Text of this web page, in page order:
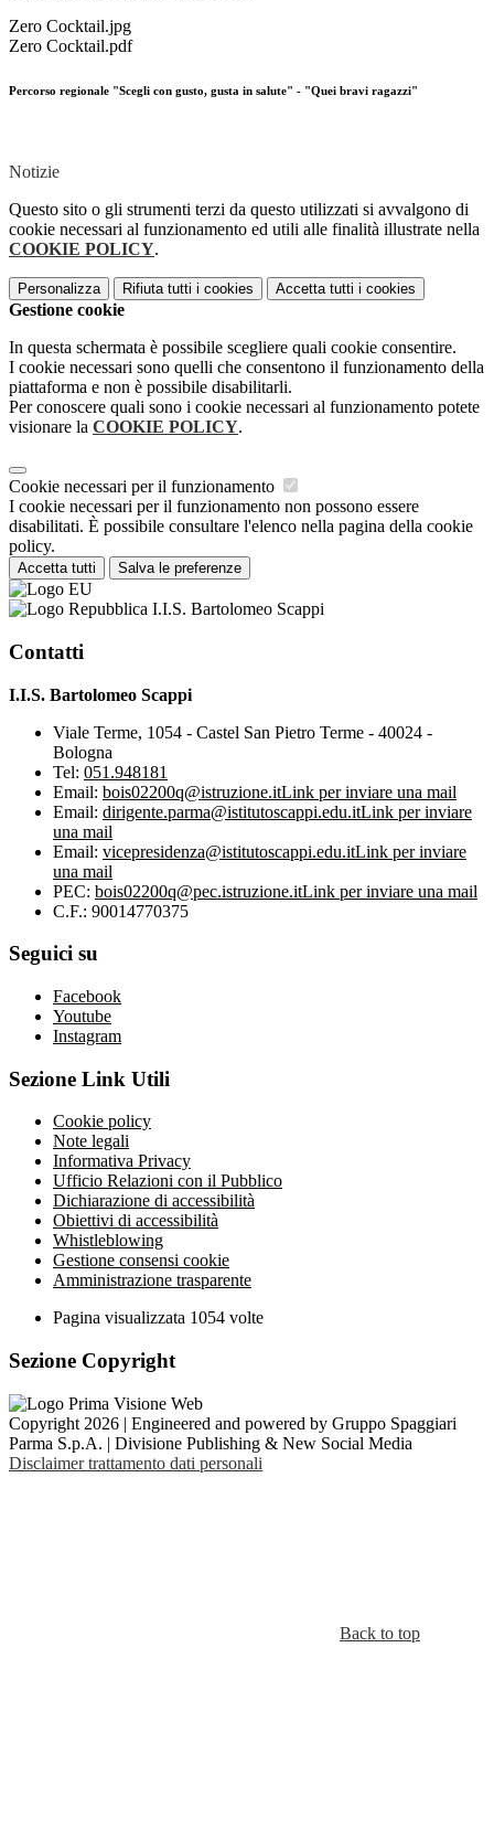
Zero Cocktail.jpg
Zero Cocktail.pdf
Percorso regionale "Scegli con gusto, gusta in salute" - "Quei bravi ragazzi"
Notizie
Questo sito o gli strumenti terzi da questo utilizzati si avvalgono di
cookie necessari al funzionamento ed utili alle finalità illustrate nella
COOKIE POLICY.
Personalizza Rifiuta tutti i cookies Accetta tutti i cookies
Gestione cookie
In questa schermata è possibile scegliere quali cookie consentire.
I cookie necessari sono quelli che consentono il funzionamento della
piattaforma e non è possibile disabilitarli.
Per conoscere quali sono i cookie necessari al funzionamento potete
visionare la COOKIE POLICY.
Cookie necessari per il funzionamento
I cookie necessari per il funzionamento non possono essere
disabilitati. È possibile consultare l'elenco nella pagina della cookie
policy.
Accetta tutti Salva le preferenze
I.I.S. Bartolomeo Scappi
Contatti
I.I.S. Bartolomeo Scappi
Viale Terme, 1054 - Castel San Pietro Terme - 40024 -
Bologna
Tel: 051.948181
Email: bois02200q@istruzione.itLink per inviare una mail
Email: dirigente.parma@istitutoscappi.edu.itLink per inviare
una mail
Email: vicepresidenza@istitutoscappi.edu.itLink per inviare
una mail
PEC: bois02200q@pec.istruzione.itLink per inviare una mail
C.F.: 90014770375
Seguici su
Facebook
Youtube
Instagram
Sezione Link Utili
Cookie policy
Note legali
Informativa Privacy
Ufficio Relazioni con il Pubblico
Dichiarazione di accessibilità
Obiettivi di accessibilità
Whistleblowing
Gestione consensi cookie
Amministrazione trasparente
Pagina visualizzata 1054 volte
Sezione Copyright
Copyright 2026 | Engineered and powered by Gruppo Spaggiari
Parma S.p.A. | Divisione Publishing & New Social Media
Disclaimer trattamento dati personali
Back to top